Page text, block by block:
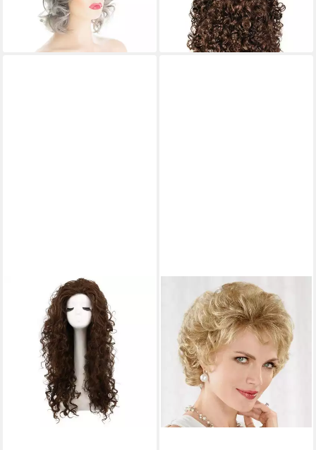
Halloween Cosplay Graue
63,95 €
lieferbar - in 6-7 Werktagen bei dir
Faschingsperücke
49,99 €
lieferbar - in 2-3 Werktagen bei dir